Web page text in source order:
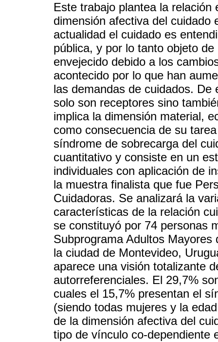
Este trabajo plantea la
dimensión afectiva del cuidado
actualidad el cuidado es
pública, y por lo tanto objeto
envejecido debido a los
acontecido por lo que han
las demandas de cuidados.
solo son receptores sino
implica la dimensión material,
como consecuencia de su
síndrome de sobrecarga del
cuantitativo y consiste en un
individuales con aplicación de
la muestra finalista que fue
Cuidadoras. Se analizará la
características de la relación
se constituyó por 74 personas
Subprograma Adultos
la ciudad de Montevideo,
aparece una visión totalizante
autorreferenciales. El 29,7%
cuales el 15,7% presentan el
(siendo todas mujeres y la
de la dimensión afectiva del
tipo de vínculo co-dependiente